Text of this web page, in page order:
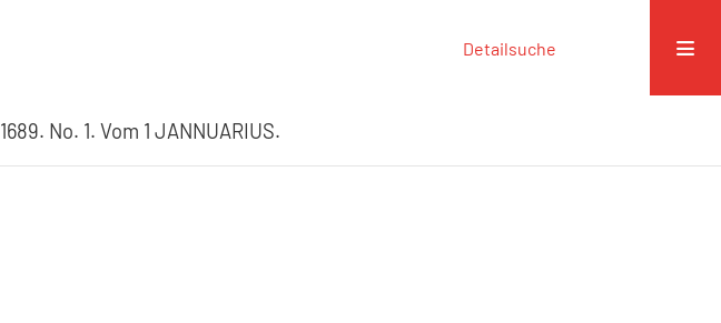
Detailsuche
1689. No. 1. Vom 1 JANNUARIUS.